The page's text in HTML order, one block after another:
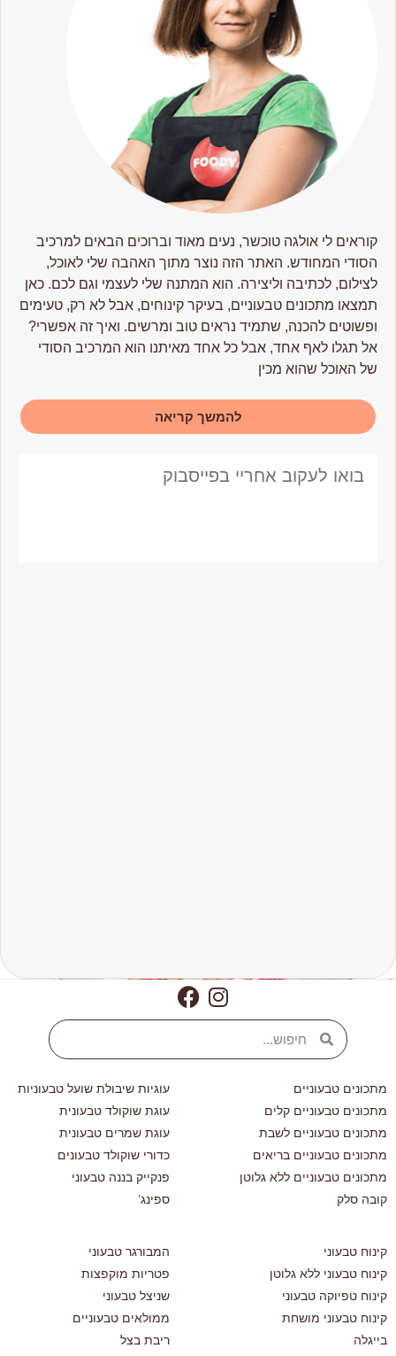
קוראים לי אולגה טוכשר, נעים מאוד וברוכים הבאים למרכיב
הסודי המחודש. האתר הזה נוצר מתוך האהבה שלי לאוכל,
לצילום, לכתיבה וליצירה. הוא המתנה שלי לעצמי וגם לכם. כאן
תמצאו מתכונים טבעוניים, בעיקר קינוחים, אבל לא רק, טעימים
ופשוטים להכנה, שתמיד נראים טוב ומרשים. ואיך זה אפשרי?
אל תגלו לאף אחד, אבל כל אחד מאיתנו הוא המרכיב הסודי
של האוכל שהוא מכין
להמשך קריאה
בואו לעקוב אחריי בפייסבוק
מתכונים טבעוניים
מתכונים טבעוניים קלים
מתכונים טבעוניים לשבת
מתכונים טבעוניים בריאים
מתכונים טבעוניים ללא גלוטן
קובה סלק
עוגיות שיבולת שועל טבעוניות
עוגת שוקולד טבעונית
עוגת שמרים טבעונית
כדורי שוקולד טבעונים
פנקייק בננה טבעוני
ספינג’
קינוח טבעוני
קינוח טבעוני ללא גלוטן
קינוח טפיוקה טבעוני
קינוח טבעוני מושחת
בייגלה
המבורגר טבעוני
פטריות מוקפצות
שניצל טבעוני
ממולאים טבעוניים
ריבת בצל